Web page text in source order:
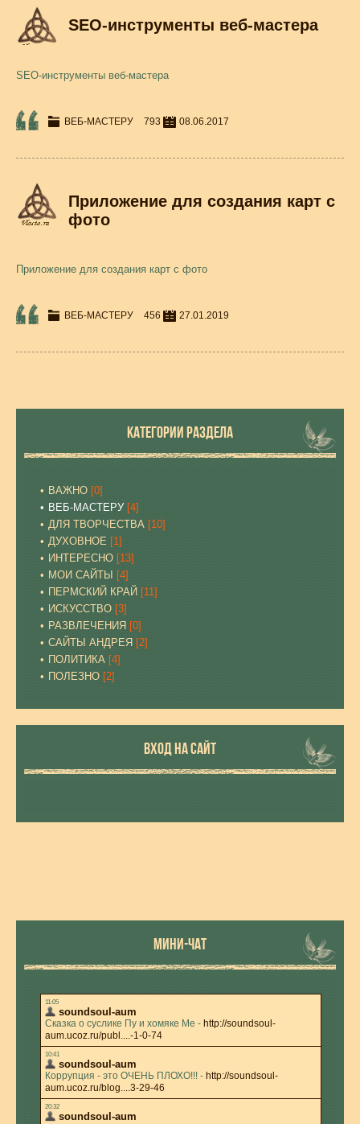
SEO-инструменты веб-мастера
SEO-инструменты веб-мастера
ВЕБ-МАСТЕРУ 793 08.06.2017
Приложение для создания карт с
фото
Приложение для создания карт с фото
ВЕБ-МАСТЕРУ 456 27.01.2019
КАТЕГОРИИ РАЗДЕЛА
ВАЖНО [0]
ВЕБ-МАСТЕРУ [4]
ДЛЯ ТВОРЧЕСТВА [10]
ДУХОВНОЕ [1]
ИНТЕРЕСНО [13]
МОИ САЙТЫ
[4]
ПЕРМСКИЙ КРАЙ [11]
ИСКУССТВО [3]
РАЗВЛЕЧЕНИЯ [0]
САЙТЫ АНДРЕЯ [2]
ПОЛИТИКА [4]
ПОЛЕЗНО [2]
ВХОД НА САЙТ
МИНИ-ЧАТ